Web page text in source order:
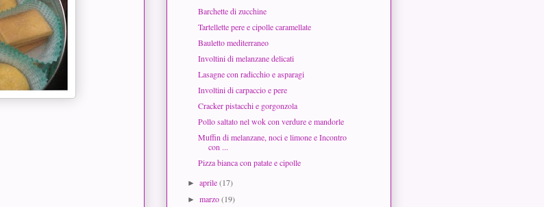
Barchette di zucchine
Tartellette pere e cipolle caramellate
Bauletto mediterraneo
Involtini di melanzane delicati
Lasagne con radicchio e asparagi
Involtini di carpaccio e pere
Cracker pistacchi e gorgonzola
Pollo saltato nel wok con verdure e mandorle
Muffin di melanzane, noci e limone e Incontro
con ...
Pizza bianca con patate e cipolle
►aprile(17)
►marzo(19)